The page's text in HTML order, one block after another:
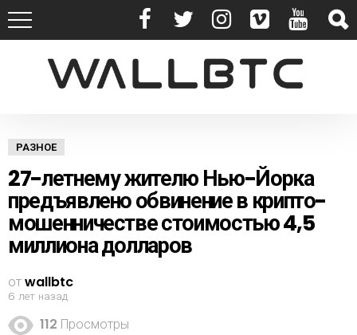
РАЗНОЕ
27-летнему жителю Нью-Йорка
предъявлено обвинение в крипто-
мошенничестве стоимостью 4,5
миллиона долларов
отwallbtc
6 лет назад
112 Просмотры